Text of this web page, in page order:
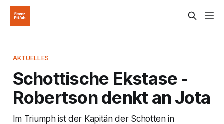
AKTUELLES
Schottische Ekstase -
Robertson denkt an Jota
Im Triumph ist der Kapitän der Schotten in